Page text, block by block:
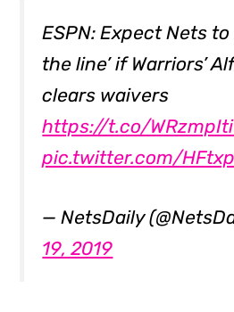
ESPN: Expect Nets
the line’ if Warriors’
clears waivers
https://t.co/
pic.twitter.com/
— NetsDaily
19, 2019